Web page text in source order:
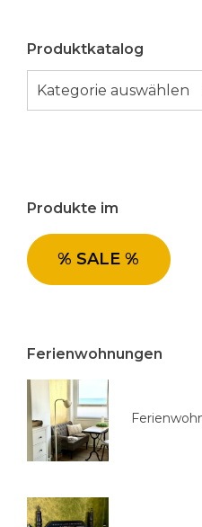
Produktkatalog
a
r
e
a
h
e
Kategorie auswählen
Produkte im
% SALE %
Ferienwohnungen